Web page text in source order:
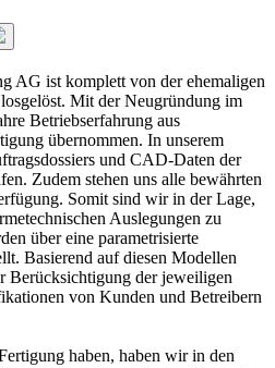
AG ist komplett von der ehemaligen
Mit der Neugründung im
Betriebserfahrung aus
übernommen. In unserem
und CAD-Daten der
Zudem stehen uns alle bewährten
Somit sind wir in der Lage,
Auslegungen zu
über eine parametrisierte
Basierend auf diesen Modellen
Berücksichtigung der jeweiligen
von Kunden und Betreibern
haben, haben wir in den